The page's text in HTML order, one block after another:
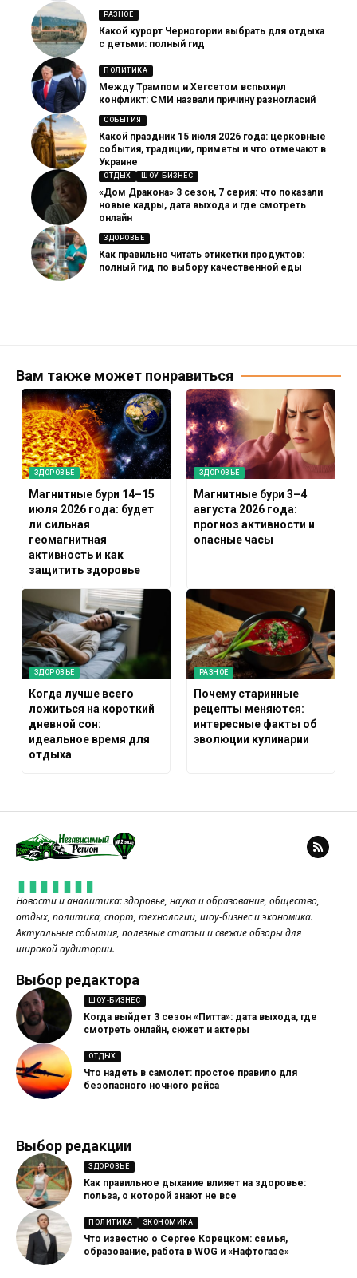
РАЗНОЕ
Какой курорт Черногории выбрать для отдыха
с детьми: полный гид
ПОЛИТИКА
Между Трампом и Хегсетом вспыхнул
конфликт: СМИ назвали причину разногласий
СОБЫТИЯ
Какой праздник 15 июля 2026 года: церковные
события, традиции, приметы и что отмечают в
Украине
ОТДЫХ ШОУ-БИЗНЕС
«Дом Дракона» 3 сезон, 7 серия: что показали
новые кадры, дата выхода и где смотреть
онлайн
ЗДОРОВЬЕ
Как правильно читать этикетки продуктов:
полный гид по выбору качественной еды
Вам также может понравиться
ЗДОРОВЬЕ
Магнитные бури 14–15
июля 2026 года: будет
ли сильная
геомагнитная
активность и как
защитить здоровье
ЗДОРОВЬЕ
Магнитные бури 3–4
августа 2026 года:
прогноз активности и
опасные часы
ЗДОРОВЬЕ
Когда лучше всего
ложиться на короткий
дневной сон:
идеальное время для
отдыха
РАЗНОЕ
Почему старинные
рецепты меняются:
интересные факты об
эволюции кулинарии
Новости и аналитика: здоровье, наука и образование, общество,
отдых, политика, спорт, технологии, шоу-бизнес и экономика.
Актуальные события, полезные статьи и свежие обзоры для
широкой аудитории.
Выбор редактора
ШОУ-БИЗНЕС
Когда выйдет 3 сезон «Питта»: дата выхода, где
смотреть онлайн, сюжет и актеры
ОТДЫХ
Что надеть в самолет: простое правило для
безопасного ночного рейса
Выбор редакции
ЗДОРОВЬЕ
Как правильное дыхание влияет на здоровье:
польза, о которой знают не все
ПОЛИТИКА ЭКОНОМИКА
Что известно о Сергее Корецком: семья,
образование, работа в WOG и «Нафтогазе»